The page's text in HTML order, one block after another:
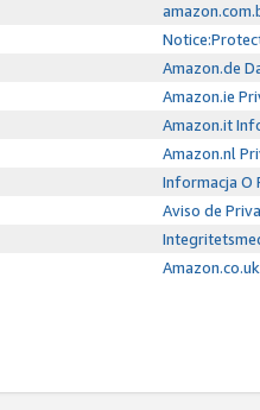
Amazon.de
Amazon.ie
Amazon.it
Amazon.nl
Informacja O
Aviso de